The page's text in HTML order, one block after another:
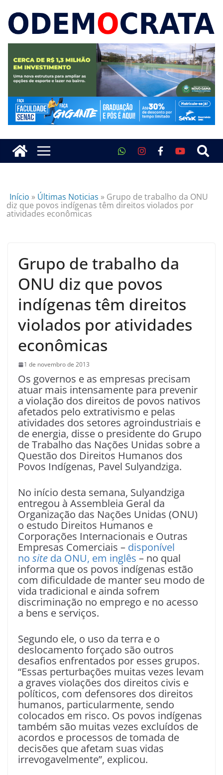
Início » Últimas Noticias » Grupo de trabalho da ONU
diz que povos indígenas têm direitos violados por
atividades econômicas
Grupo de trabalho da
ONU diz que povos
indígenas têm direitos
violados por atividades
econômicas
1 de novembro de 2013
Os governos e as empresas precisam
atuar mais intensamente para prevenir
a violação dos direitos de povos nativos
afetados pelo extrativismo e pelas
atividades dos setores agroindustriais e
de energia, disse o presidente do Grupo
de Trabalho das Nações Unidas sobre a
Questão dos Direitos Humanos dos
Povos Indígenas, Pavel Sulyandziga.
No início desta semana, Sulyandziga
entregou à Assembleia Geral da
Organização das Nações Unidas (ONU)
o estudo Direitos Humanos e
Corporações Internacionais e Outras
Empresas Comerciais – disponível
no site da ONU, em inglês – no qual
informa que os povos indígenas estão
com dificuldade de manter seu modo de
vida tradicional e ainda sofrem
discriminação no emprego e no acesso
a bens e serviços.
Segundo ele, o uso da terra e o
deslocamento forçado são outros
desafios enfrentados por esses grupos.
“Essas perturbações muitas vezes levam
a graves violações dos direitos civis e
políticos, com defensores dos direitos
humanos, particularmente, sendo
colocados em risco. Os povos indígenas
também são muitas vezes excluídos de
acordos e processos de tomada de
decisões que afetam suas vidas
irrevogavelmente”, explicou.